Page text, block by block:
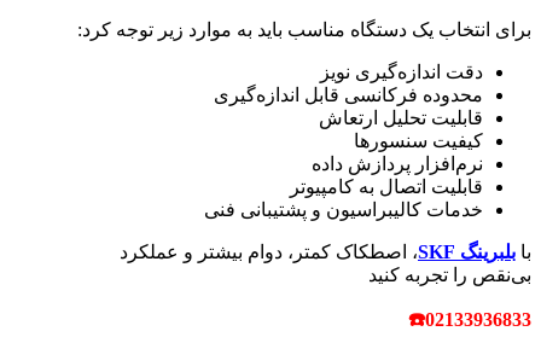
برای انتخاب یک دستگاه مناسب باید به موارد زیر توجه کرد:
دقت اندازه‌گیری نویز
محدوده فرکانسی قابل اندازه‌گیری
قابلیت تحلیل ارتعاش
کیفیت سنسورها
نرم‌افزار پردازش داده
قابلیت اتصال به کامپیوتر
خدمات کالیبراسیون و پشتیبانی فنی
با بلبرینگ‌
، اصطکاک کمتر، دوام بیشتر و عملکرد
بی‌نقص را تجربه کنید
02133936833
☎